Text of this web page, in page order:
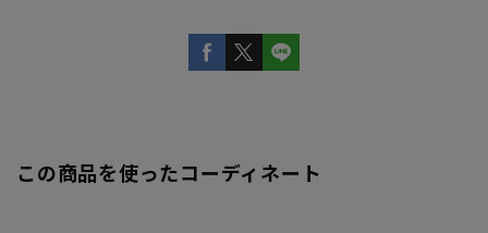
この商品を使ったコーディネート